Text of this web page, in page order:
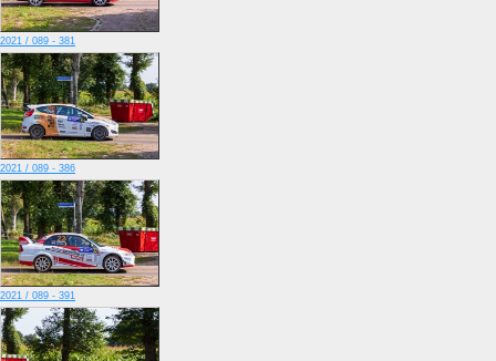
2021 / 089 - 381
2021 / 089 - 386
2021 / 089 - 391